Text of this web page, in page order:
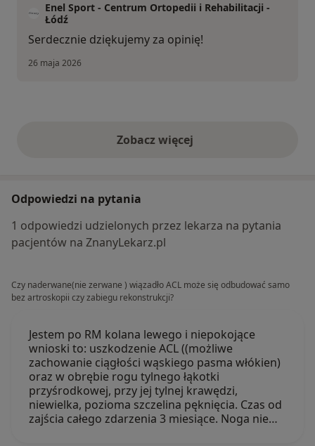
Enel Sport - Centrum Ortopedii i Rehabilitacji -
Łódź
Serdecznie dziękujemy za opinię!
26 maja 2026
Zobacz więcejopinie powyżej
Odpowiedzi na pytania
1 odpowiedzi udzielonych przez lekarza na pytania
pacjentów na ZnanyLekarz.pl
Czy naderwane(nie zerwane ) wiązadło ACL może się odbudować samo
bez artroskopii czy zabiegu rekonstrukcji?
Jestem po RM kolana lewego i niepokojące
wnioski to: uszkodzenie ACL ((możliwe
zachowanie ciągłości wąskiego pasma włókien)
oraz w obrębie rogu tylnego łąkotki
przyśrodkowej, przy jej tylnej krawędzi,
niewielka, pozioma szczelina pęknięcia. Czas od
zajścia całego zdarzenia 3 miesiące. Noga nie…